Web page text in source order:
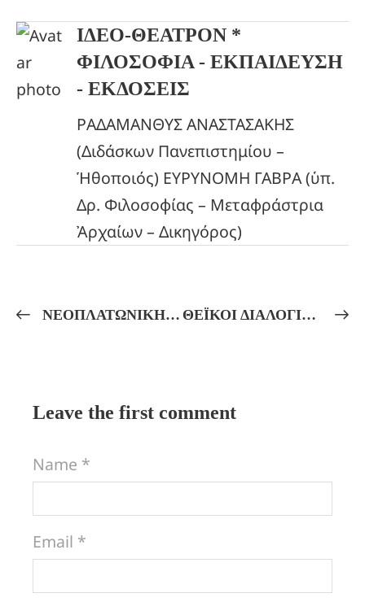
ΙΔΕΟ-ΘΕΑΤΡΟΝ *
ΦΙΛΟΣΟΦΙΑ - ΕΚΠΑΙΔΕΥΣΗ
- ΕΚΔΟΣΕΙΣ
ΡΑΔΑΜΑΝΘΥΣ ΑΝΑΣΤΑΣΑΚΗΣ
(Διδάσκων Πανεπιστημίου –
Ἡθοποιός) ΕΥΡΥΝΟΜΗ ΓΑΒΡΑ (ὑπ.
Δρ. Φιλοσοφίας – Μεταφράστρια
Ἀρχαίων – Δικηγόρος)
ΝΕΟΠΛΑΤΩΝΙΚΗ ΦΙΛΟΣΟΦΙΑ – ΘΕΟΥΡΓΙΑ! ΟΙ ΑΡΕΤΕΣ ΚΑΙ ΟΙ ΠΡΑΚΤΙΚΕΣ ΠΟΥ ΟΔΗΓΟΥΝ ΣΤΗΝ ΘΕΩΣΗ! ΘΕΪΚΟΙ ΔΙΑΛΟΓΙΣΜΟΙ! ΕΙΣ ΔΟΞΑΝ ΤΗΣ ΘΕΑΣ ΕΣΤΙΑΣ! Πνευματική Ἐργασία – Διαλογιστική Τελετή!
Leave the first comment
Name *
Email *